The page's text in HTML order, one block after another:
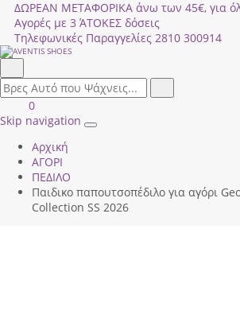
ΔΩΡΕΑΝ ΜΕΤΑΦΟΡΙΚΑ άνω των 45€, για
Αγορές με 3 ΆΤΟΚΕΣ δόσεις
Τηλεφωνικές Παραγγελίες 2810 300914
field.search
Είσοδος
|
ΚΑΛΑΘΙ
ΑΓΟΡΩΝ
0
Skip navigation
Toggle
Αρχική
ΑΓΟΡΙ
ΠΕΔΙΛΟ
Παιδικο παπουτσοπέδιλο για αγόρι
Collection SS 2026